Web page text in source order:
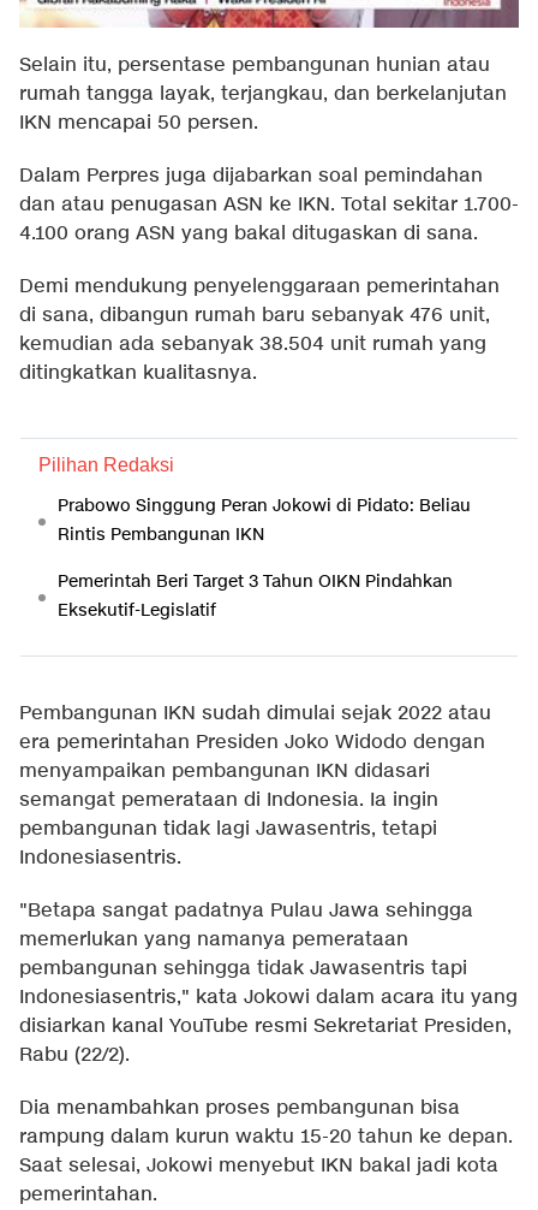
Selain itu, persentase pembangunan hunian atau
rumah tangga layak, terjangkau, dan berkelanjutan
IKN mencapai 50 persen.
Dalam Perpres juga dijabarkan soal pemindahan
dan atau penugasan ASN ke IKN. Total sekitar 1.700-
4.100 orang ASN yang bakal ditugaskan di sana.
Demi mendukung penyelenggaraan pemerintahan
di sana, dibangun rumah baru sebanyak 476 unit,
kemudian ada sebanyak 38.504 unit rumah yang
ditingkatkan kualitasnya.
Pilihan Redaksi
Prabowo Singgung Peran Jokowi di Pidato: Beliau
Rintis Pembangunan IKN
Pemerintah Beri Target 3 Tahun OIKN Pindahkan
Eksekutif-Legislatif
Pembangunan IKN sudah dimulai sejak 2022 atau
era pemerintahan Presiden Joko Widodo dengan
menyampaikan pembangunan IKN didasari
semangat pemerataan di Indonesia. Ia ingin
pembangunan tidak lagi Jawasentris, tetapi
Indonesiasentris.
"Betapa sangat padatnya Pulau Jawa sehingga
memerlukan yang namanya pemerataan
pembangunan sehingga tidak Jawasentris tapi
Indonesiasentris," kata Jokowi dalam acara itu yang
disiarkan kanal YouTube resmi Sekretariat Presiden,
Rabu (22/2).
Dia menambahkan proses pembangunan bisa
rampung dalam kurun waktu 15-20 tahun ke depan.
Saat selesai, Jokowi menyebut IKN bakal jadi kota
pemerintahan.